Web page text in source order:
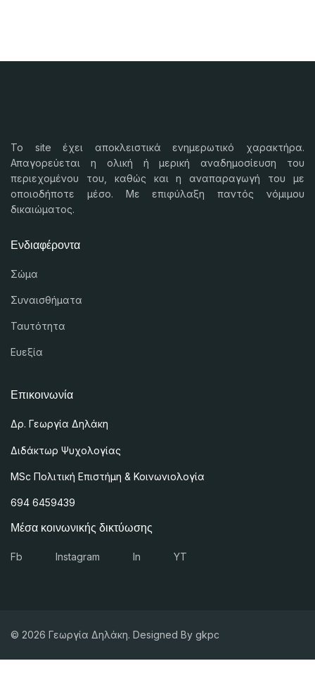
Το site έχει αποκλειστικά ενημερωτικό χαρακτήρα.
Απαγορεύεται η ολική ή μερική αναδημοσίευση του
περιεχομένου του, καθώς και η αναπαραγωγή του με
οποιοδήποτε μέσο. Με επιφύλαξη παντός νόμιμου
δικαιώματος.
Ενδιαφέροντα
Σώμα
Συναισθήματα
Ταυτότητα
Ευεξία
Επικοινωνία
Δρ. Γεωργία Δηλάκη
Διδάκτωρ Ψυχολογίας
MSc Πολιτική Επιστήμη & Κοινωνιολογία
694 6459439
Μέσα κοινωνικής δικτύωσης
Fb Instagram In YT
© 2026 Γεωργία Δηλάκη. Designed By gkpc